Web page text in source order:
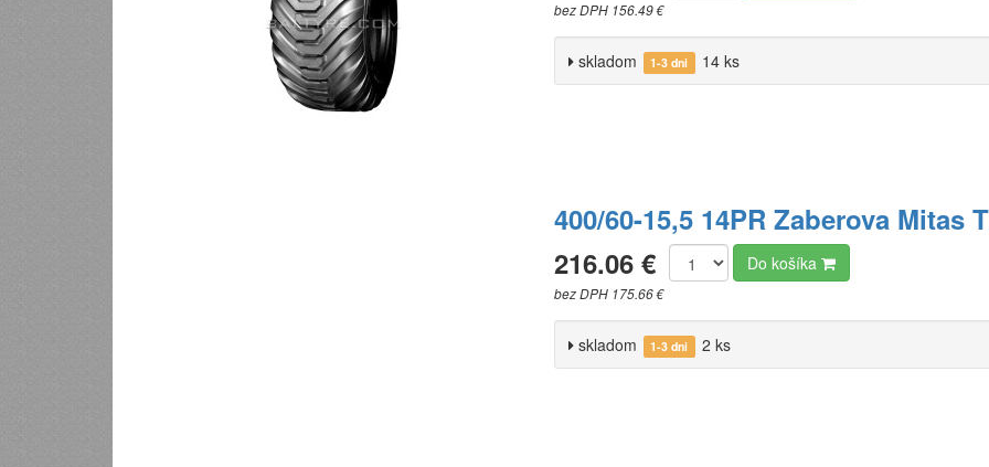
bez DPH 156.49 €
skladom 1-3 dni 14 ks
400/60-15,5 14PR Zaberova Mitas
216.06 €
bez DPH 175.66 €
Do košíka
skladom 1-3 dni 2 ks